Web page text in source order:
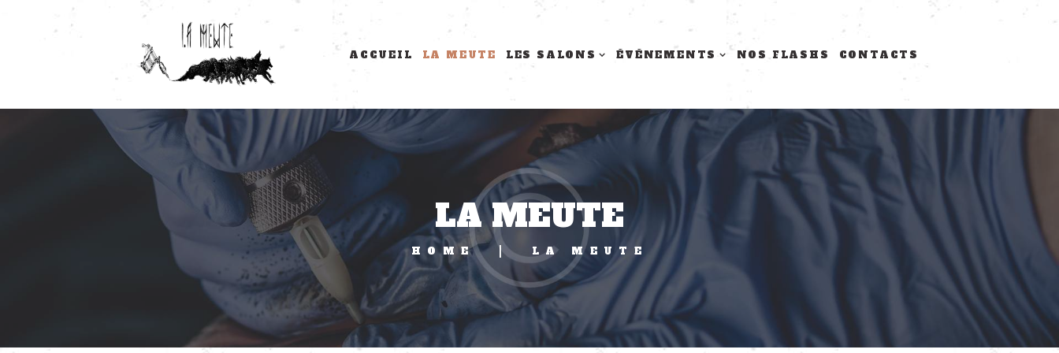
ACCUEIL LA MEUTE LES SALONS ÉVÉNEMENTS NOS FLASHS CONTACTS
LA MEUTE
HOME LA MEUTE